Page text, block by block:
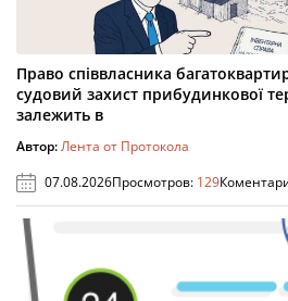
Право співвласника
судовий захист прибудинкової
залежить в
Автор:Лента от Протокола
07.08.2026Просмотров: 129